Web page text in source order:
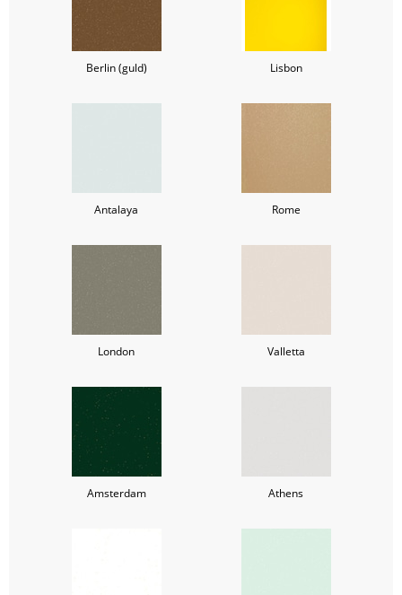
Berlin (guld) Lisbon
Antalaya Rome
London Valletta
Amsterdam Athens